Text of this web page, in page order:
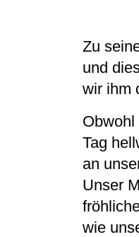
Zu
und
wir ihm
Tag
an
Unser
wie